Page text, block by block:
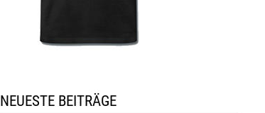
NEUESTE BEITRÄGE